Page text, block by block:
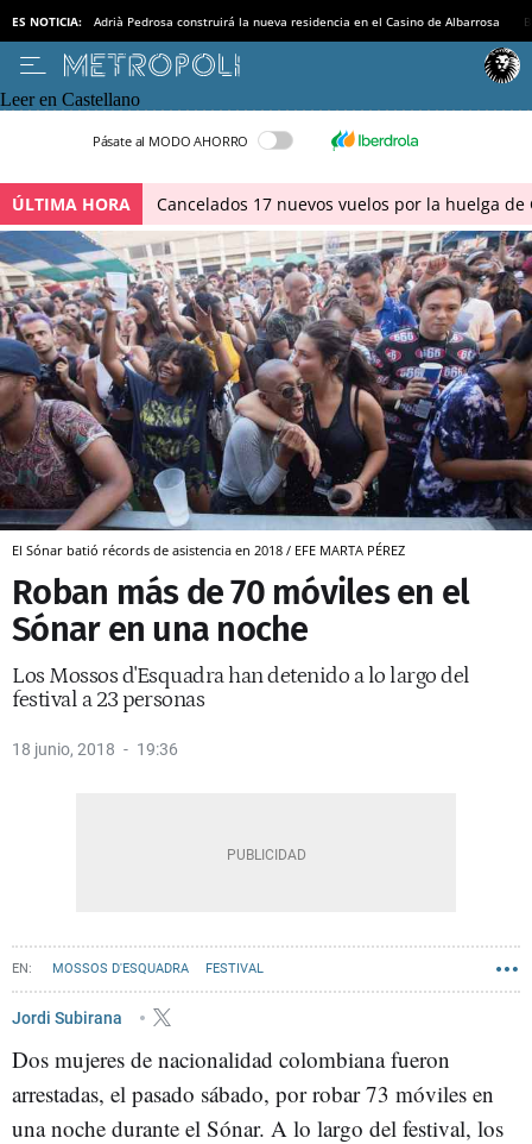
ES NOTICIA: Adrià Pedrosa construirá la nueva residencia en el Casino de Albarrosa
Leer en Castellano
Pásate al MODO AHORRO
ÚLTIMA HORA Cancelados 17 nuevos vuelos por la huelga
El Sónar batió récords de asistencia en 2018 / EFE MARTA PÉREZ
Roban más de 70 móviles en el
Sónar en una noche
Los Mossos d'Esquadra han detenido a lo largo del
festival a 23 personas
18 junio, 2018 19:36
MOSSOS D'ESQUADRA FESTIVAL
Jordi Subirana
Dos mujeres de nacionalidad colombiana fueron
arrestadas, el pasado sábado, por robar 73 móviles en
una noche durante el Sónar. A lo largo del festival, los